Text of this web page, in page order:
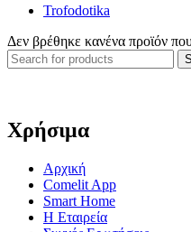
Trofodotika
Δεν βρέθηκε κανένα προϊόν
Χρήσιμα
Αρχική
Comelit App
Smart Home
Η Εταιρεία